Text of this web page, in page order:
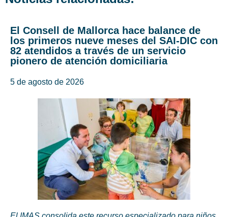
El Consell de Mallorca hace balance de
los primeros nueve meses del SAI-DIC con
82 atendidos a través de un servicio
pionero de atención domiciliaria
5 de agosto de 2026